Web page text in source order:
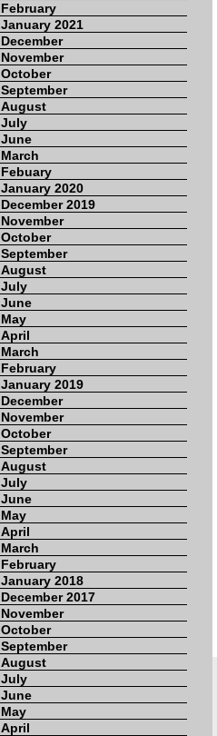
February
January 2021
December
November
October
September
August
July
June
March
Febuary
January 2020
December 2019
November
October
September
August
July
June
May
April
March
February
January 2019
December
November
October
September
August
July
June
May
April
March
February
January 2018
December 2017
November
October
September
August
July
June
May
April